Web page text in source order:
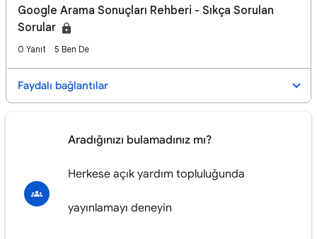
Google Arama Sonuçları Rehberi - Sıkça Sorulan
Sorular
0 Yanıt 5 Ben De
Faydalı bağlantılar
Aradığınızı bulamadınız mı?
Herkese açık yardım topluluğunda
yayınlamayı deneyin